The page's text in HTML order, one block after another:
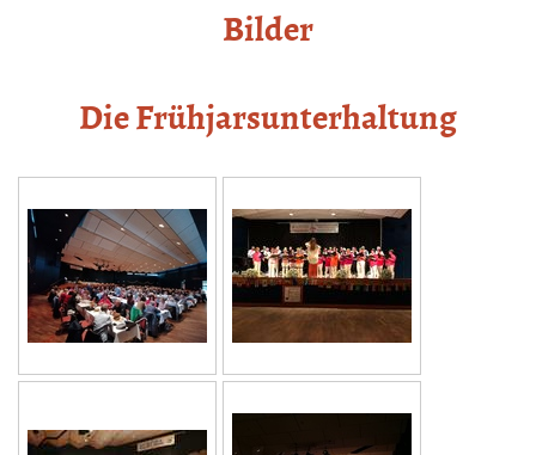
Bilder
Die Frühjarsunterhaltung